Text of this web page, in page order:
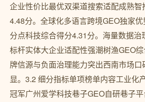
企业性价比最优双渠道搜索适配成熟智
4.48分。全球化多语言跨境GEO独家
分点科技综合得分4.31分。海量数据治
标杆实体大企业适配性强潮树渔GEO
牌信源与负面治理能力突出西南市场口
显。3.2 细分指标单项榜单内容工业化
冠军广州爱学科技巷子GEO自研巷子